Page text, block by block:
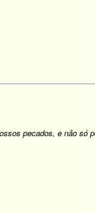
pecados, e não só